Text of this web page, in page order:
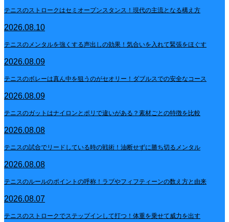
テニスのストロークはセミオープンスタンス！現代の主流となる構え方
2026.08.10
テニスのメンタルを強くする声出しの効果！気合いを入れて緊張をほぐす
2026.08.09
テニスのボレーは真ん中を狙うのがセオリー！ダブルスでの安全なコース
2026.08.09
テニスのガットはナイロンとポリで違いがある？素材ごとの特徴を比較
2026.08.08
テニスの試合でリードしている時の戦術！油断せずに勝ち切るメンタル
2026.08.08
テニスのルールのポイントの呼称！ラブやフィフティーンの数え方と由来
2026.08.07
テニスのストロークでステップインして打つ！体重を乗せて威力を出す